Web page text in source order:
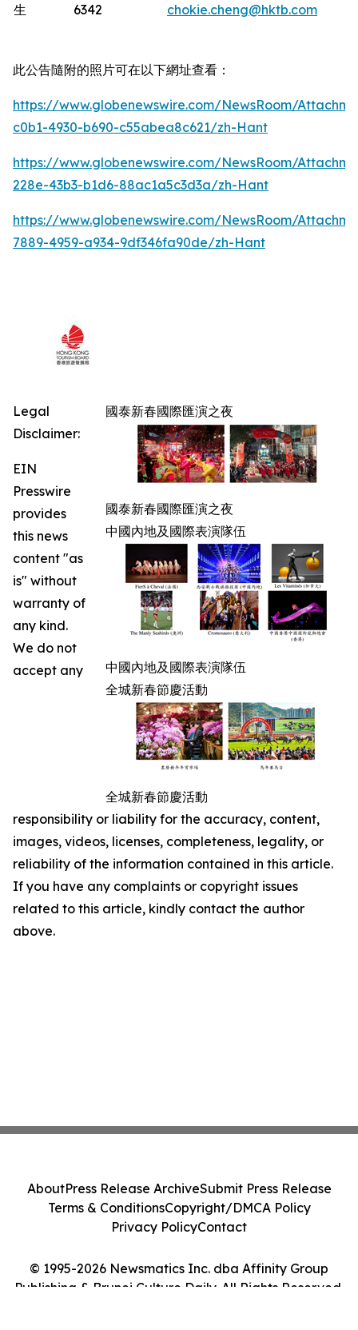
生
6342
chokie.cheng@hktb.com
此公告隨附的照片可在以下網址查看：
https://www.globenewswire.com/NewsRoom/
c0b1-4930-b690-c55abea8c621/zh-Hant
https://www.globenewswire.com/NewsRoom/
228e-43b3-b1d6-88ac1a5c3d3a/zh-Hant
https://www.globenewswire.com/NewsRoom/
7889-4959-a934-9df346fa90de/zh-Hant
國泰新春國際匯演之夜
國泰新春國際匯演之夜
中國內地及國際表演隊伍
中國內地及國際表演隊伍
全城新春節慶活動
全城新春節慶活動
Legal
Disclaimer:
EIN
Presswire
provides
this news
content "as
is" without
warranty of
any kind.
We do not
accept any
responsibility or liability for the accuracy, content,
images, videos, licenses, completeness, legality, or
reliability of the information contained in this article.
If you have any complaints or copyright issues
related to this article, kindly contact the author
above.
© 1995-2026 Newsmatics Inc. dba Affinity Group
Publishing & Brunei Culture Daily. All Rights Reserved.
AboutPress Release ArchiveSubmit Press Release
Terms & ConditionsCopyright/DMCA Policy
Privacy PolicyContact